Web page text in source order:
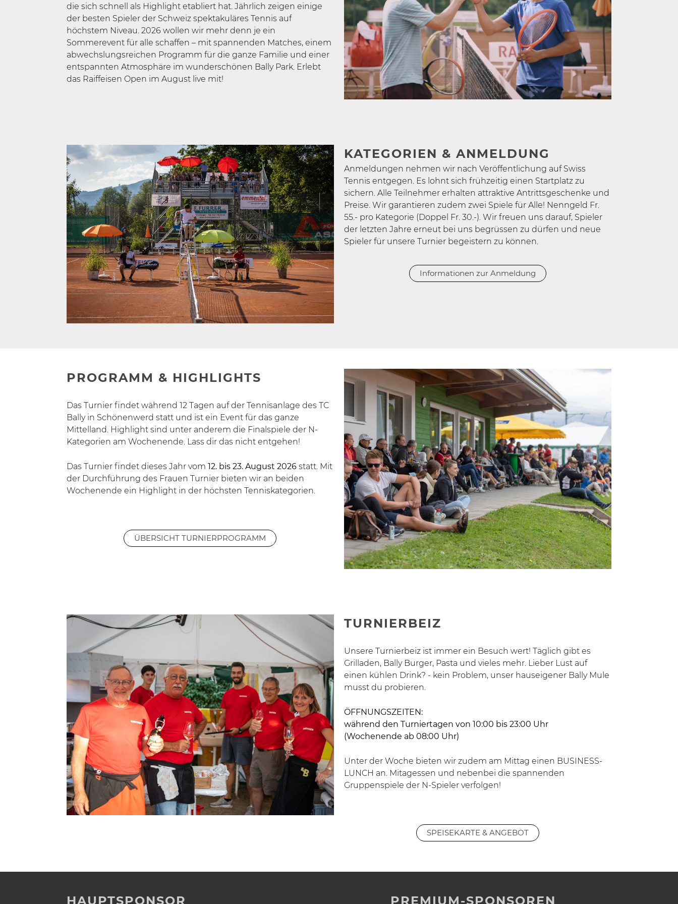
die sich schnell als Highlight etabliert hat. Jährlich zeigen einige
der besten Spieler der Schweiz spektakuläres Tennis auf
höchstem Niveau. 2026 wollen wir mehr denn je ein
Sommerevent für alle schaffen – mit spannenden Matches, einem
abwechslungsreichen Programm für die ganze Familie und einer
entspannten Atmosphäre im wunderschönen Bally Park. Erlebt
das Raiffeisen Open im August live mit!
KATEGORIEN & ANMELDUNG
Anmeldungen nehmen wir nach Veröffentlichung auf Swiss
Tennis entgegen. Es lohnt sich frühzeitig einen Startplatz zu
sichern. Alle Teilnehmer erhalten attraktive Antrittsgeschenke und
Preise. Wir garantieren zudem zwei Spiele für Alle! Nenngeld Fr.
55.- pro Kategorie (Doppel Fr. 30.-). Wir freuen uns darauf, Spieler
der letzten Jahre erneut bei uns begrüssen zu dürfen und neue
Spieler für unsere Turnier begeistern zu können.
Informationen zur Anmeldung
PROGRAMM & HIGHLIGHTS
Das Turnier findet während 12 Tagen auf der Tennisanlage des TC
Bally in Schönenwerd statt und ist ein Event für das ganze
Mittelland. Highlight sind unter anderem die Finalspiele der N-
Kategorien am Wochenende. Lass dir das nicht entgehen!
Das Turnier findet dieses Jahr vom 12. bis 23. August 2026 statt. Mit
der Durchführung des Frauen Turnier bieten wir an beiden
Wochenende ein Highlight in der höchsten Tenniskategorien.
ÜBERSICHT TURNIERPROGRAMM
TURNIERBEIZ
Unsere Turnierbeiz ist immer ein Besuch wert! Täglich gibt es
Grilladen, Bally Burger, Pasta und vieles mehr. Lieber Lust auf
einen kühlen Drink? - kein Problem, unser hauseigener Bally Mule
musst du probieren.
ÖFFNUNGSZEITEN:
während den Turniertagen von 10:00 bis 23:00 Uhr
(Wochenende ab 08:00 Uhr)
Unter der Woche bieten wir zudem am Mittag einen BUSINESS-
LUNCH an. Mitagessen und nebenbei die spannenden
Gruppenspiele der N-Spieler verfolgen!
SPEISEKARTE & ANGEBOT
HAUPTSPONSOR PREMIUM-SPONSOREN